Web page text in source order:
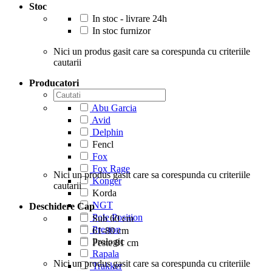
Stoc
In stoc - livrare 24h
In stoc furnizor
Nici un produs gasit care sa corespunda cu criteriile
cautarii
Producatori
Abu Garcia
Avid
Delphin
Fencl
Fox
Fox Rage
Konger
Korda
NGT
Pole Position
Preston
Prologic
Rapala
Trakker
Nici un produs gasit care sa corespunda cu criteriile
cautarii
Deschidere Cap
Sub 60 cm
61-80 cm
Peste 81 cm
Nici un produs gasit care sa corespunda cu criteriile